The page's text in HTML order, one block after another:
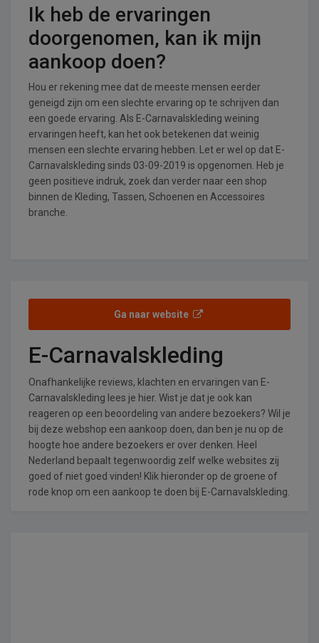
Ik heb de ervaringen
doorgenomen, kan ik mijn
aankoop doen?
Hou er rekening mee dat de meeste mensen eerder
geneigd zijn om een slechte ervaring op te schrijven dan
een goede ervaring. Als E-Carnavalskleding weining
ervaringen heeft, kan het ook betekenen dat weinig
mensen een slechte ervaring hebben. Let er wel op dat E-
Carnavalskleding sinds 03-09-2019 is opgenomen. Heb je
geen positieve indruk, zoek dan verder naar een shop
binnen de Kleding, Tassen, Schoenen en Accessoires
branche.
Ga naar website
E-Carnavalskleding
Onafhankelijke reviews, klachten en ervaringen van E-
Carnavalskleding lees je hier. Wist je dat je ook kan
reageren op een beoordeling van andere bezoekers? Wil je
bij deze webshop een aankoop doen, dan ben je nu op de
hoogte hoe andere bezoekers er over denken. Heel
Nederland bepaalt tegenwoordig zelf welke websites zij
goed of niet goed vinden! Klik hieronder op de groene of
rode knop om een aankoop te doen bij E-Carnavalskleding.